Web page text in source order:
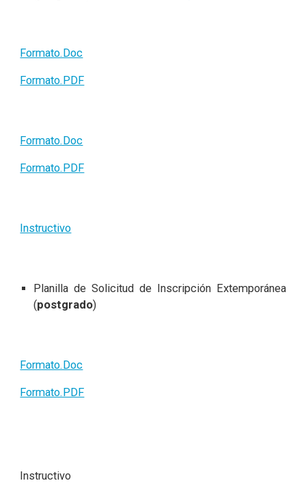
Formato.Doc
Formato.PDF
Formato.Doc
Formato.PDF
Instructivo
Planilla de Solicitud de Inscripción Extemporánea
(postgrado)
Formato.Doc
Formato.PDF
Instructivo